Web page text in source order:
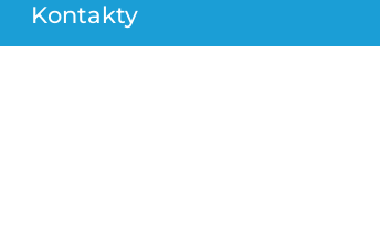
Kontakty